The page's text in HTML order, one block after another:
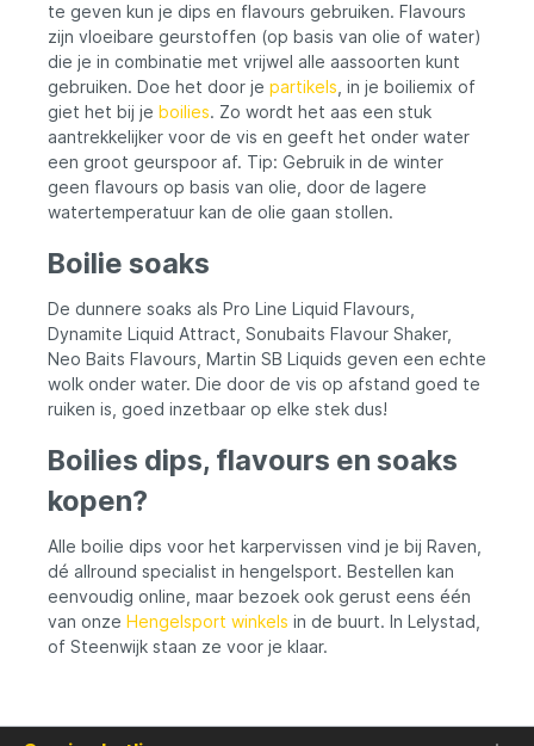
te geven kun je dips en flavours gebruiken. Flavours
zijn vloeibare geurstoffen (op basis van olie of water)
die je in combinatie met vrijwel alle aassoorten kunt
gebruiken. Doe het door je partikels , in je boiliemix of
giet het bij je boilies. Zo wordt het aas een stuk
aantrekkelijker voor de vis en geeft het onder water
een groot geurspoor af. Tip: Gebruik in de winter
geen flavours op basis van olie, door de lagere
watertemperatuur kan de olie gaan stollen.
Boilie soaks
De dunnere soaks als Pro Line Liquid Flavours,
Dynamite Liquid Attract, Sonubaits Flavour Shaker,
Neo Baits Flavours, Martin SB Liquids geven een echte
wolk onder water. Die door de vis op afstand goed te
ruiken is, goed inzetbaar op elke stek dus!
Boilies dips, flavours en soaks
kopen?
Alle boilie dips voor het karpervissen vind je bij Raven,
dé allround specialist in hengelsport. Bestellen kan
eenvoudig online, maar bezoek ook gerust eens één
van onze Hengelsport winkels in de buurt. In Lelystad,
of Steenwijk staan ze voor je klaar.